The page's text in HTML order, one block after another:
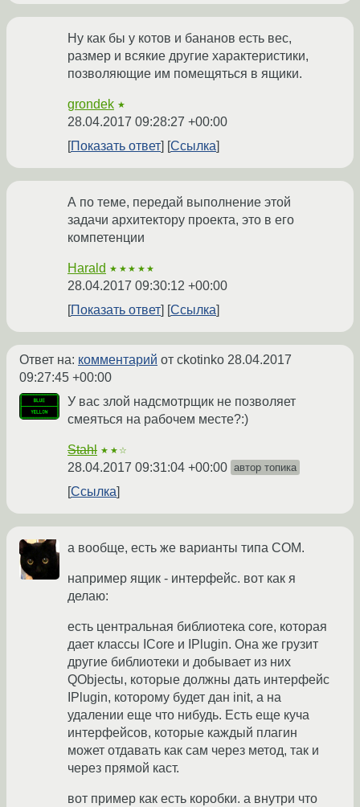
Ну как бы у котов и бананов есть вес,
размер и всякие другие характеристики,
позволяющие им помещяться в ящики.
grondek ★
28.04.2017 09:28:27 +00:00
Показать ответ
Ссылка
А по теме, передай выполнение этой
задачи архитектору проекта, это в его
компетенции
Harald ★★★★★
28.04.2017 09:30:12 +00:00
Показать ответ
Ссылка
Ответ на: комментарий от ckotinko 28.04.2017
09:27:45 +00:00
У вас злой надсмотрщик не позволяет
смеяться на рабочем месте?:)
Stahl ★★☆
28.04.2017 09:31:04 +00:00 автор топика
Ссылка
а вообще, есть же варианты типа COM.
например ящик - интерфейс. вот как я
делаю:
есть центральная библиотека core, которая
дает классы ICore и IPlugin. Она же грузит
другие библиотеки и добывает из них
QObjectы, которые должны дать интерфейс
IPlugin, которому будет дан init, а на
удалении еще что нибудь. Есть еще куча
интерфейсов, которые каждый плагин
может отдавать как сам через метод, так и
через прямой каст.
вот пример как есть коробки. а внутри что